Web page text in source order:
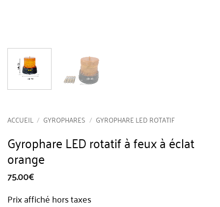
ACCUEIL / GYROPHARES / GYROPHARE LED ROTATIF
Gyrophare LED rotatif à feux à éclat
orange
75.00€
Prix affiché hors taxes